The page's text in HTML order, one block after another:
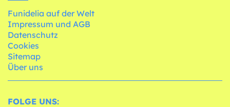
Funidelia auf der Welt
Impressum und AGB
Datenschutz
Cookies
Sitemap
Über uns
FOLGE UNS: